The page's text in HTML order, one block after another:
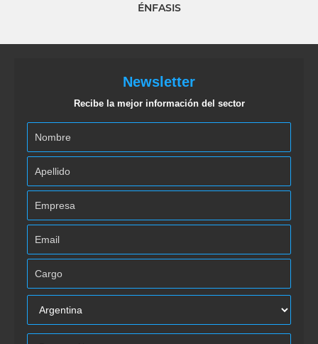
ÉNFASIS
Newsletter
Recibe la mejor información del sector